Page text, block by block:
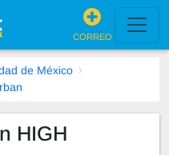
CORREO
de México
HIGH